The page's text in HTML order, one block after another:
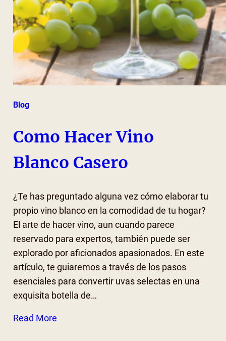
Blog
Como Hacer Vino
Blanco Casero
¿Te has preguntado alguna vez cómo elaborar tu
propio vino blanco en la comodidad de tu hogar?
El arte de hacer vino, aun cuando parece
reservado para expertos, también puede ser
explorado por aficionados apasionados. En este
artículo, te guiaremos a través de los pasos
esenciales para convertir uvas selectas en una
exquisita botella de…
Read More